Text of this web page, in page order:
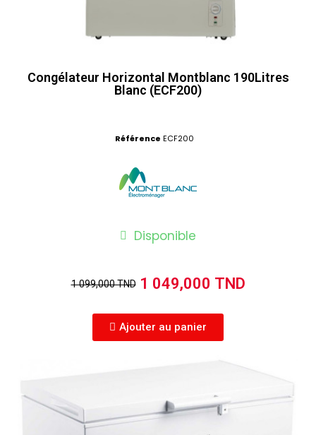
Congélateur Horizontal Montblanc 190Litres
Blanc (ECF200)
Référence ECF200
Disponible
1 099,000 TND 1 049,000 TND
Ajouter au panier